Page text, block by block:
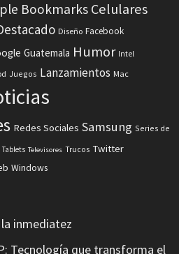
Bookmarks Celulares
Diseño Facebook
Guatemala Humor Intel
Juegos Lanzamientos Mac
Redes Sociales Samsung Series de
Tablets Televisores Trucos Twitter
Windows
inmediatez
Tecnología que transforma el